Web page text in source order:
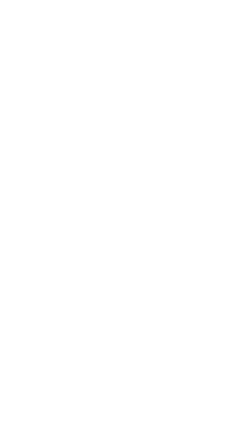
instytucji. Można go zastosować także